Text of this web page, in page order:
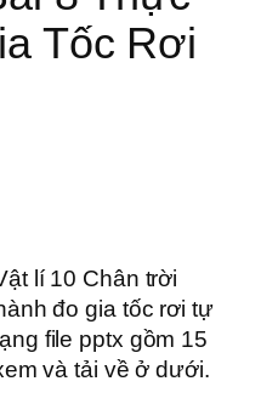
Tốc Rơi
lí 10 Chân trời
đo gia tốc rơi tự
file pptx gồm 15
và tải về ở dưới.